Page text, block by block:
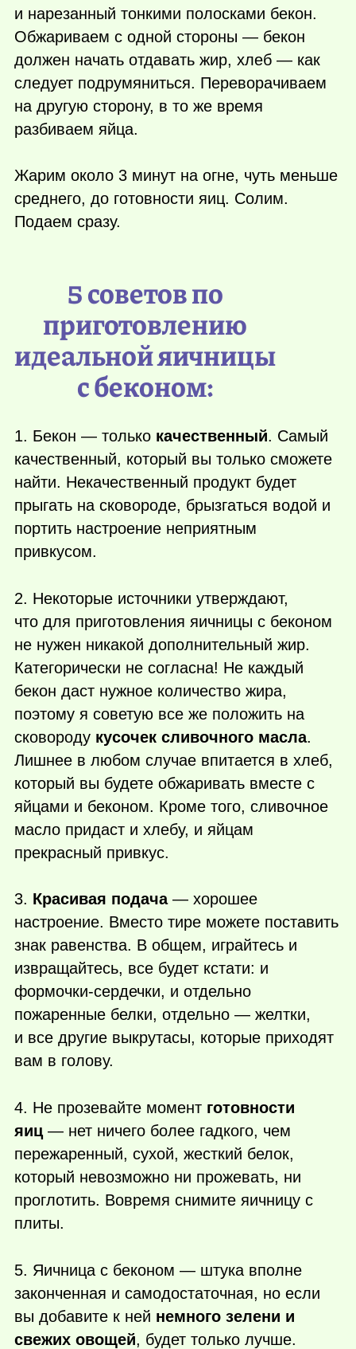
и нарезанный тонкими полосками бекон.
Обжариваем с одной стороны — бекон
должен начать отдавать жир, хлеб — как
следует подрумяниться. Переворачиваем
на другую сторону, в то же время
разбиваем яйца.
Жарим около 3 минут на огне, чуть меньше
среднего, до готовности яиц. Солим.
Подаем сразу.
5 советов по
приготовлению
идеальной яичницы
с беконом:
1. Бекон — только качественный. Самый
качественный, который вы только сможете
найти. Некачественный продукт будет
прыгать на сковороде, брызгаться водой и
портить настроение неприятным
привкусом.
2. Некоторые источники утверждают,
что для приготовления яичницы с беконом
не нужен никакой дополнительный жир.
Категорически не согласна! Не каждый
бекон даст нужное количество жира,
поэтому я советую все же положить на
сковороду кусочек сливочного масла.
Лишнее в любом случае впитается в хлеб,
который вы будете обжаривать вместе с
яйцами и беконом. Кроме того, сливочное
масло придаст и хлебу, и яйцам
прекрасный привкус.
3. Красивая подача— хорошее
настроение. Вместо тире можете поставить
знак равенства. В общем, играйтесь и
извращайтесь, все будет кстати: и
формочки-сердечки, и отдельно
пожаренные белки, отдельно — желтки,
и все другие выкрутасы, которые приходят
вам в голову.
4. Не прозевайте момент готовности
яиц— нет ничего более гадкого, чем
пережаренный, сухой, жесткий белок,
который невозможно ни прожевать, ни
проглотить. Вовремя снимите яичницу с
плиты.
5. Яичница с беконом — штука вполне
законченная и самодостаточная, но если
вы добавите к ней немного зелени и
свежих овощей, будет только лучше.